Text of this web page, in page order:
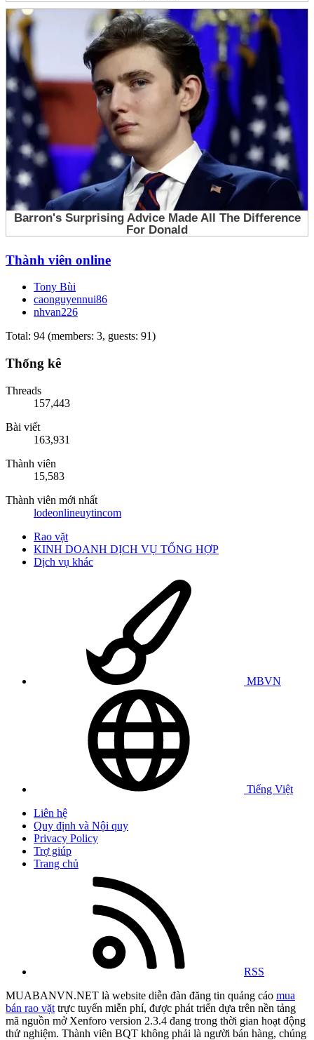
Thành viên online
Tony Bùi
caonguyennui86
nhvan226
Total: 94 (members: 3, guests: 91)
Thống kê
Threads
157,443
Bài viết
163,931
Thành viên
15,583
Thành viên mới nhất
lodeonlineuytincom
Rao vặt
KINH DOANH DỊCH VỤ TỔNG HỢP
Dịch vụ khác
MBVN
Tiếng Việt
Liên hệ
Quy định và Nội quy
Privacy Policy
Trợ giúp
Trang chủ
RSS
MUABANVN.NET là website diễn đàn đăng tin quảng cáo mua
bán rao vặt trực tuyến miễn phí, được phát triển dựa trên nền tảng
mã nguồn mở Xenforo version 2.3.4 đang trong thời gian hoạt động
thử nghiệm. Thành viên BQT không phải là người bán hàng, chúng